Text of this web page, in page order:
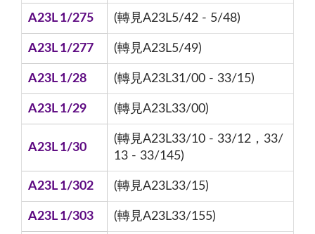
A23L 1/275 (轉見A23L5/42 - 5/48)
A23L 1/277 (轉見A23L5/49)
A23L 1/28 (轉見A23L31/00 - 33/15)
A23L 1/29 (轉見A23L33/00)
A23L 1/30
(轉見A23L33/10 - 33/12，33/
13 - 33/145)
A23L 1/302 (轉見A23L33/15)
A23L 1/303 (轉見A23L33/155)